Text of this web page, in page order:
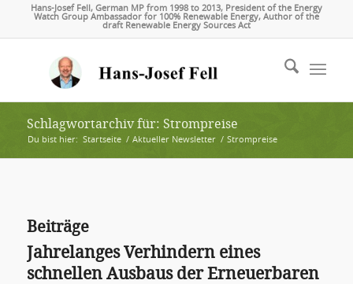
Hans-Josef Fell, German MP from 1998 to 2013, President of the Energy
Watch Group Ambassador for 100% Renewable Energy, Author of the
draft Renewable Energy Sources Act
Schlagwortarchiv für: Strompreise
Du bist hier: Startseite / Aktueller Newsletter / Strompreise
Beiträge
Jahrelanges Verhindern eines
schnellen Ausbaus der Erneuerbaren